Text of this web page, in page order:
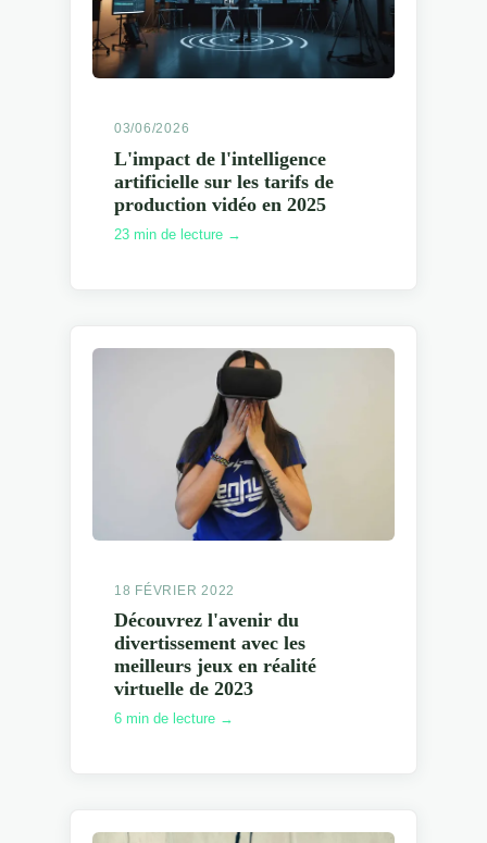
03/06/2026
L'impact de l'intelligence
artificielle sur les tarifs de
production vidéo en 2025
23 min de lecture →
18 FÉVRIER 2022
Découvrez l'avenir du
divertissement avec les
meilleurs jeux en réalité
virtuelle de 2023
6 min de lecture →